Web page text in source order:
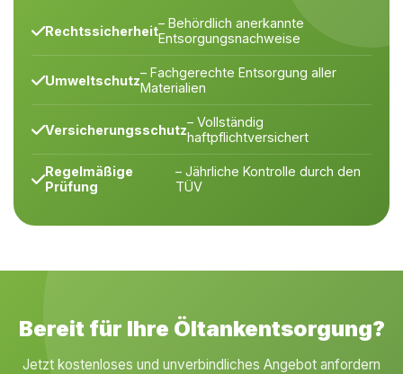
Rechtssicherheit– Behördlich anerkannte
Entsorgungsnachweise
Umweltschutz– Fachgerechte Entsorgung aller
Materialien
Versicherungsschutz– Vollständig
haftpflichtversichert
Regelmäßige
Prüfung
– Jährliche Kontrolle durch den
TÜV
Bereit für Ihre Öltankentsorgung?
Jetzt kostenloses und unverbindliches Angebot anfordern